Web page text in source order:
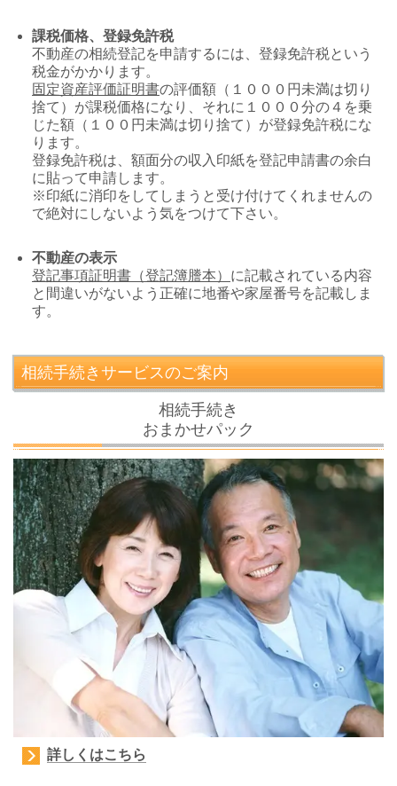
課税価格、登録免許税
不動産の相続登記を申請するには、登録免許税という
税金がかかります。
固定資産評価証明書の評価額（１０００円未満は切り
捨て）が課税価格になり、それに１０００分の４を乗
じた額（１００円未満は切り捨て）が登録免許税にな
ります。
登録免許税は、額面分の収入印紙を登記申請書の余白
に貼って申請します。
※印紙に消印をしてしまうと受け付けてくれませんの
で絶対にしないよう気をつけて下さい。
不動産の表示
登記事項証明書（登記簿謄本） に記載されている内容
と間違いがないよう正確に地番や家屋番号を記載しま
す。
相続手続きサービスのご案内
相続手続き
おまかせパック
詳しくはこちら